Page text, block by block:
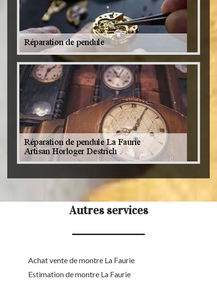
Autres services
Achat vente de montre La Faurie
Estimation de montre La Faurie